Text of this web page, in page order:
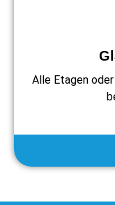
Alle Etagen